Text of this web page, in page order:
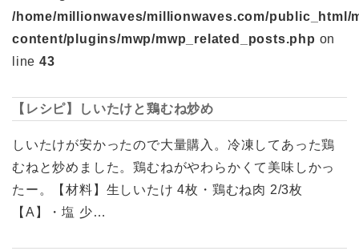
/home/millionwaves/millionwaves.com/public_html/
content/plugins/mwp/mwp_related_posts.php on
line 43
【レシピ】しいたけと鶏むね炒め
しいたけが安かったので大量購入。冷凍してあった鶏
むねと炒めました。鶏むねがやわらかくて美味しかっ
たー。【材料】生しいたけ 4枚・鶏むね肉 2/3枚
【A】・塩 少…